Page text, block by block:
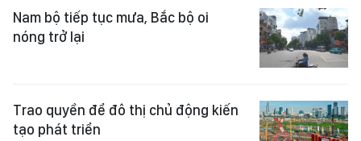
Nam bộ tiếp tục mưa, Bắc bộ oi
nóng trở lại
Trao quyền để đô thị chủ động kiến
tạo phát triển